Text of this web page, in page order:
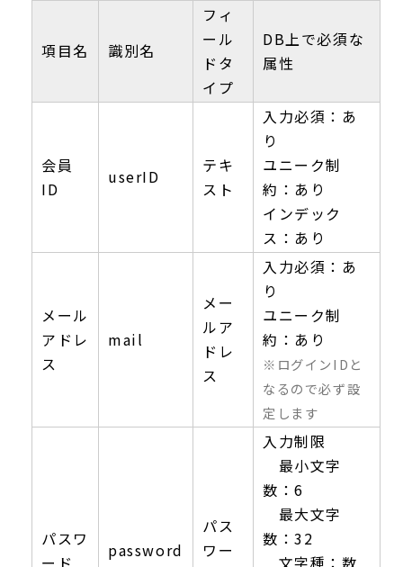
項目名 識別名
フィ
ール
ドタ
イプ
DB上で必須な
属性
会員
ID
userID
テキ
スト
入力必須：あ
り
ユニーク制
約：あり
インデック
ス：あり
メール
アドレ
ス
mail
メー
ルア
ドレ
ス
入力必須：あ
り
ユニーク制
約：あり
※ログインIDと
なるので必ず設
定します
パスワ
ード
password
パス
ワー
入力制限
最小文字
数：6
最大文字
数：32
文字種：数